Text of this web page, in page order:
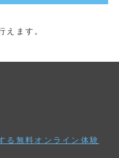
えます。
る無料オンライン体験